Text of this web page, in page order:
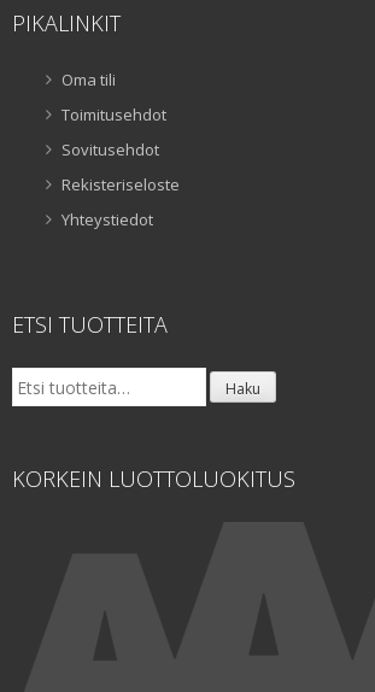
PIKALINKIT
Oma tili
Toimitusehdot
Sovitusehdot
Rekisteriseloste
Yhteystiedot
ETSI TUOTTEITA
Etsi: Haku
KORKEIN LUOTTOLUOKITUS